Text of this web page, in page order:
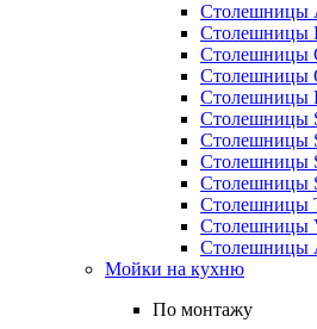
Столешницы
Столешницы
Столешницы
Столешницы
Столешницы
Столешницы
Столешницы
Столешницы
Столешницы
Столешницы
Столешницы
Столешницы
Мойки на кухню
По монтажу